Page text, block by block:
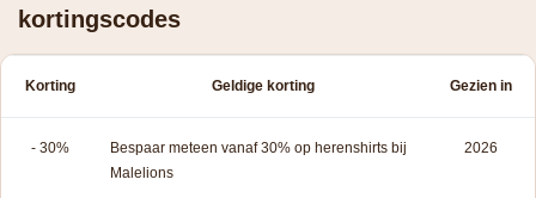
kortingscodes
Korting Geldige korting Gezien in
- 30%
Bespaar meteen vanaf 30% op herenshirts bij
Malelions
2026